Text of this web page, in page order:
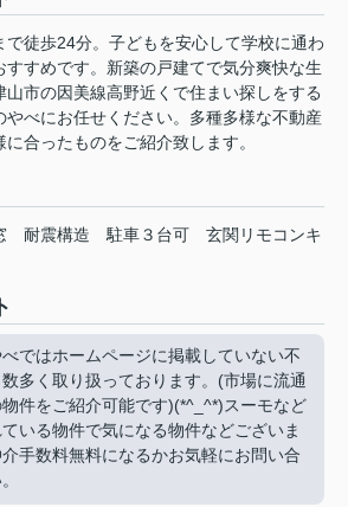
で徒歩24分。子どもを安心して学校に通わ
すめです。新築の戸建てで気分爽快な生
市の因美線高野近くで住まい探しをする
やべにお任せください。多種多様な不動産
合ったものをご紹介致します。
耐震構造 駐車３台可
玄関リモコンキ
ではホームページに掲載していない不
多く取り扱っております。(市場に流通
件をご紹介可能です)(*^_^*)スーモなど
いる物件で気になる物件などございま
介手数料無料になるかお気軽にお問い合